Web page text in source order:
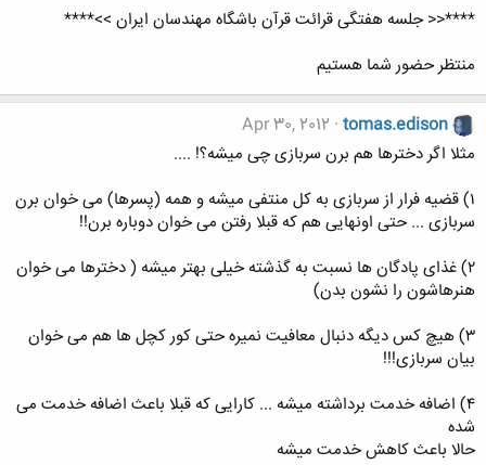
****<< جلسه هفتگی قرائت قرآن باشگاه مهندسان ایران >>****
منتظر حضور شما هستيم
tomas.edison
Apr 30, 2012
مثلا اگر دخترها هم برن سربازی چی میشه؟! ....
۱) قضیه فرار از سربازی به کل منتفی میشه و همه (پسرها) می خوان برن
سربازی ... حتی اونهایی هم که قبلا رفتن می خوان دوباره برن!!
۲) غذای پادگان ها نسبت به گذشته خیلی بهتر میشه ( دخترها می خوان
هنرهاشون را نشون بدن)
۳) هیچ کس دیگه دنبال معافیت نمیره حتی کور کچل ها هم می خوان
بیان سربازی!!!
۴) اضافه خدمت برداشته میشه ... کارایی که قبلا باعث اضافه خدمت می
شده
حالا باعث کاهش خدمت میشه